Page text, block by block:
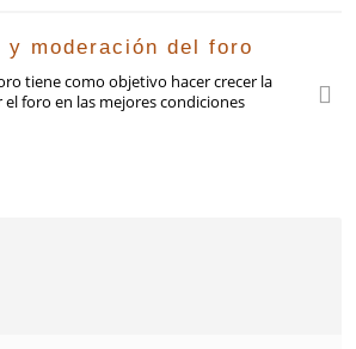
y moderación del foro
tiene como objetivo hacer crecer la
foro en las mejores condiciones